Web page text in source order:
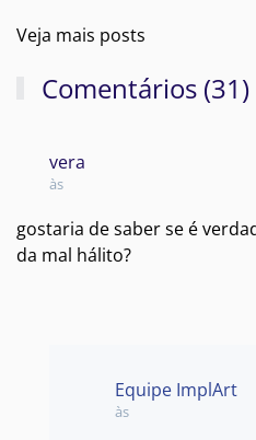
Veja mais posts
Comentários (31)
vera
às
gostaria de saber se é
da mal hálito?
Equipe ImplArt
às